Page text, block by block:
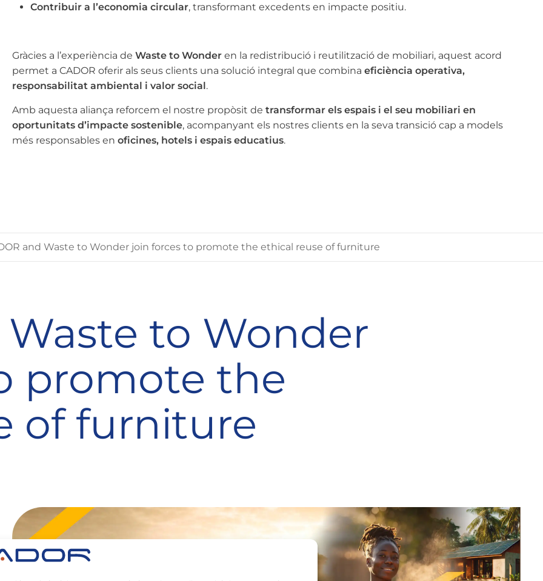
Contribuir a l’economia circular, transformant excedents en impacte positiu.
Gràcies a l’experiència deWaste to Wonder en la redistribució i reutilització de mobiliari, aquest acord
permet a CADOR oferir als seus clients una solució integral que combinaeficiència operativa,
responsabilitat ambiental i valor social.
Amb aquesta aliança reforcem el nostre propòsit detransformar els espais i el seu mobiliari en
oportunitats d’impacte sostenible, acompanyant els nostres clients en la seva transició cap a models
més responsables enoficines, hotels i espais educatius.
and Waste to Wonder join forces to promote the ethical reuse of furniture
Waste to Wonder
promote the
of furniture